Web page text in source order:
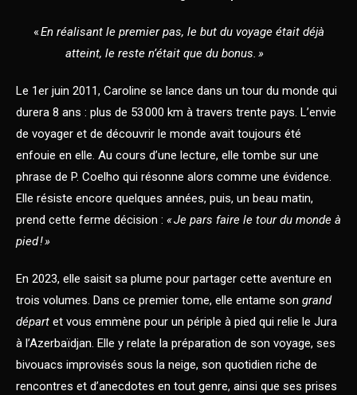
«En réalisant le premier pas, le but du voyage était déjà
atteint, le reste n’était que du bonus. »
Le 1er juin 2011, Caroline se lance dans un tour du monde qui
durera 8 ans : plus de 53 000 km à travers trente pays. L’envie
de voyager et de découvrir le monde avait toujours été
enfouie en elle. Au cours d’une lecture, elle tombe sur une
phrase de P. Coelho qui résonne alors comme une évidence.
Elle résiste encore quelques années, puis, un beau matin,
prend cette ferme décision : « Je pars faire le tour du monde à
pied ! »
En 2023, elle saisit sa plume pour partager cette aventure en
trois volumes. Dans ce premier tome, elle entame son grand
départ et vous emmène pour un périple à pied qui relie le Jura
à l’Azerbaïdjan. Elle y relate la préparation de son voyage, ses
bivouacs improvisés sous la neige, son quotidien riche de
rencontres et d’anecdotes en tout genre, ainsi que ses prises